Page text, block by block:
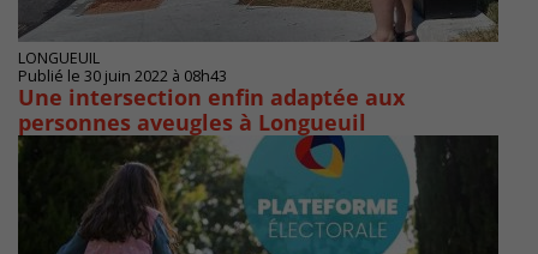
LONGUEUIL
Publié le 30 juin 2022 à 08h43
Une intersection enfin adaptée aux
personnes aveugles à Longueuil